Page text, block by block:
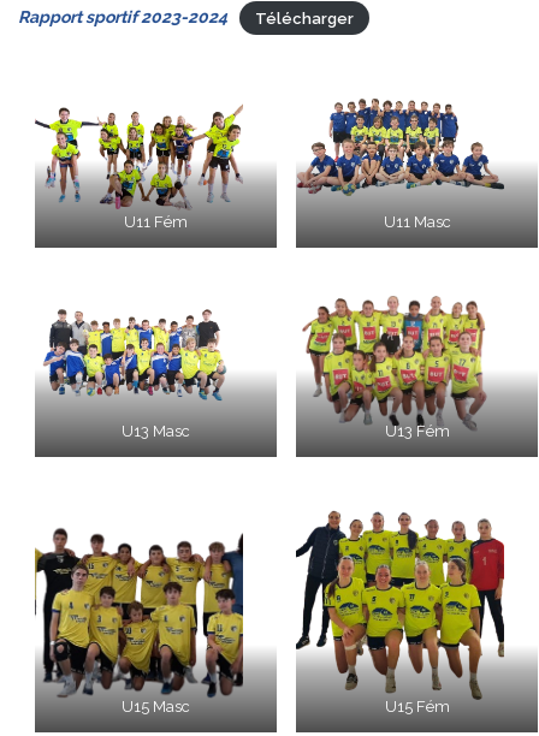
Rapport sportif 2023-2024 Télécharger
U11 Fém U11 Masc
U13 Masc U13 Fém
U15 Masc U15 Fém